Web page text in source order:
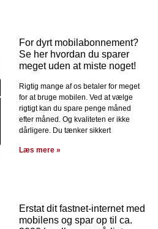
For dyrt mobilabonnement?
Se her hvordan du sparer
meget uden at miste noget!
Rigtig mange af os betaler for meget
for at bruge mobilen. Ved at vælge
rigtigt kan du spare penge måned
efter måned. Og kvaliteten er ikke
dårligere. Du tænker sikkert
Læs mere »
Erstat dit fastnet-internet med
mobilens og spar op til ca.